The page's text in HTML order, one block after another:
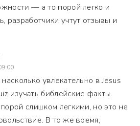
— а то порой легко и
разработчики учтут отзывы и
увлекательно в Jesus
изучать библейские факты.
слишком легкими, но это не
В то же время,